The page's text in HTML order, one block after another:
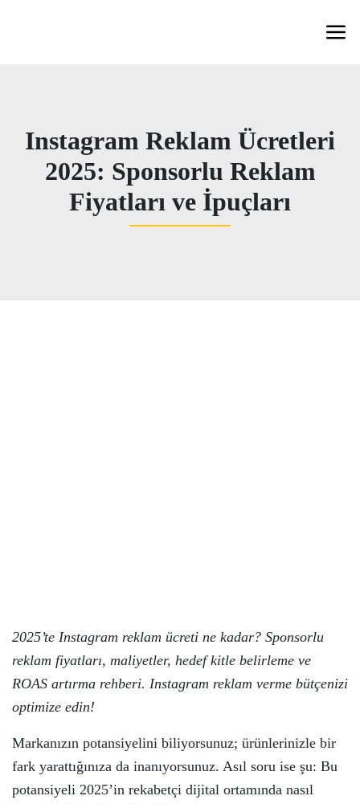
Instagram Reklam Ücretleri
2025: Sponsorlu Reklam
Fiyatları ve İpuçları
2025’te Instagram reklam ücreti ne kadar? Sponsorlu
reklam fiyatları, maliyetler, hedef kitle belirleme ve
ROAS artırma rehberi. Instagram reklam verme bütçenizi
optimize edin!
Markanızın potansiyelini biliyorsunuz; ürünlerinizle bir
fark yarattığınıza da inanıyorsunuz. Asıl soru ise şu: Bu
potansiyeli 2025’in rekabetçi dijital ortamında nasıl